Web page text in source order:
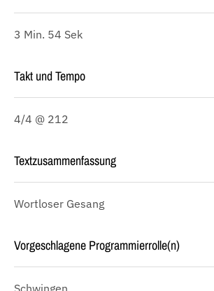
3 Min. 54 Sek
Takt und Tempo
4/4 @ 212
Textzusammenfassung
Wortloser Gesang
Vorgeschlagene Programmierrolle(n)